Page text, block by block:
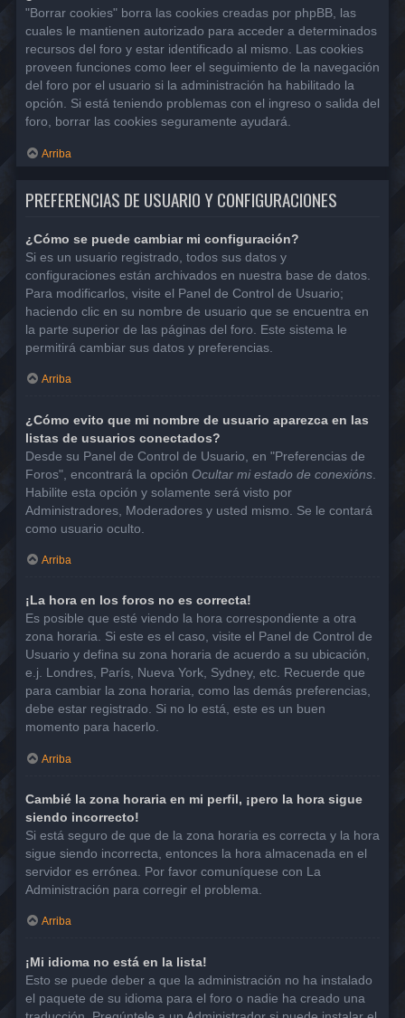
"Borrar cookies" borra las cookies creadas por phpBB, las
cuales le mantienen autorizado para acceder a determinados
recursos del foro y estar identificado al mismo. Las cookies
proveen funciones como leer el seguimiento de la navegación
del foro por el usuario si la administración ha habilitado la
opción. Si está teniendo problemas con el ingreso o salida del
foro, borrar las cookies seguramente ayudará.
Arriba
PREFERENCIAS DE USUARIO Y CONFIGURACIONES
¿Cómo se puede cambiar mi configuración?
Si es un usuario registrado, todos sus datos y
configuraciones están archivados en nuestra base de datos.
Para modificarlos, visite el Panel de Control de Usuario;
haciendo clic en su nombre de usuario que se encuentra en
la parte superior de las páginas del foro. Este sistema le
permitirá cambiar sus datos y preferencias.
Arriba
¿Cómo evito que mi nombre de usuario aparezca en las
listas de usuarios conectados?
Desde su Panel de Control de Usuario, en "Preferencias de
Foros", encontrará la opción Ocultar mi estado de conexións
Habilite esta opción y solamente será visto por
Administradores, Moderadores y usted mismo. Se le contará
como usuario oculto.
Arriba
¡La hora en los foros no es correcta!
Es posible que esté viendo la hora correspondiente a otra
zona horaria. Si este es el caso, visite el Panel de Control de
Usuario y defina su zona horaria de acuerdo a su ubicación,
e.j. Londres, París, Nueva York, Sydney, etc. Recuerde que
para cambiar la zona horaria, como las demás preferencias,
debe estar registrado. Si no lo está, este es un buen
momento para hacerlo.
Arriba
Cambié la zona horaria en mi perfil, ¡pero la hora sigue
siendo incorrecto!
Si está seguro de que de la zona horaria es correcta y la hora
sigue siendo incorrecta, entonces la hora almacenada en el
servidor es errónea. Por favor comuníquese con La
Administración para corregir el problema.
Arriba
¡Mi idioma no está en la lista!
Esto se puede deber a que la administración no ha instalado
el paquete de su idioma para el foro o nadie ha creado una